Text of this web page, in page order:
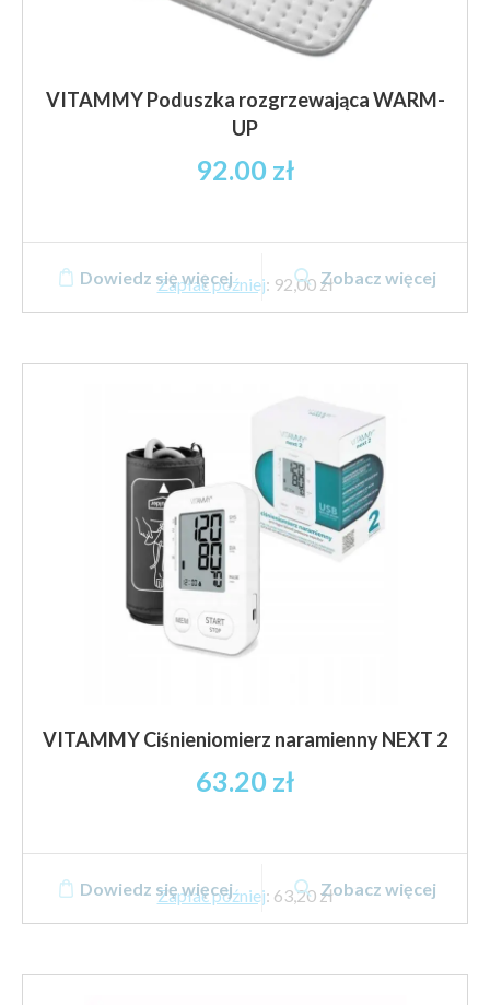
VITAMMY Poduszka rozgrzewająca WARM-
UP
92.00 zł
Zapłać później: 92,00 zł
Dowiedz się więcej Zobacz więcej
VITAMMY Ciśnieniomierz naramienny NEXT 2
63.20 zł
Zapłać później: 63,20 zł
Dowiedz się więcej Zobacz więcej